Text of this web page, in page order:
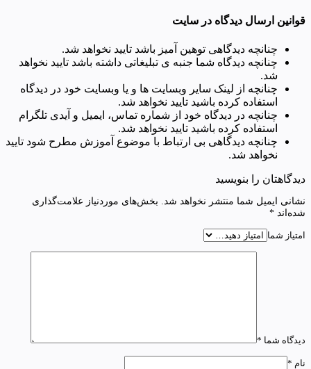
قوانین ارسال دیدگاه در سایت
چنانچه دیدگاهی توهین آمیز باشد تایید نخواهد شد.
چنانچه دیدگاه شما جنبه ی تبلیغاتی داشته باشد تایید نخواهد
شد.
چنانچه از لینک سایر وبسایت ها و یا وبسایت خود در دیدگاه
استفاده کرده باشید تایید نخواهد شد.
چنانچه در دیدگاه خود از شماره تماس، ایمیل و آیدی تلگرام
استفاده کرده باشید تایید نخواهد شد.
چنانچه دیدگاهی بی ارتباط با موضوع آموزش مطرح شود تایید
نخواهد شد.
دیدگاهتان را بنویسید
نشانی ایمیل شما منتشر نخواهد شد.
بخش‌های موردنیاز علامت‌گذاری
شده‌اند *
امتیاز شما
دیدگاه شما *
نام *